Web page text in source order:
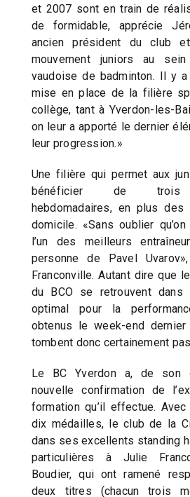
et 2007 sont en train de
de formidable, apprécie
ancien président du club
mouvement juniors au sein
vaudoise de badminton. Il y
mise en place de la filière
collège, tant à Yverdon-les-
on leur a apporté le dernier
leur progression.»
Une filière qui permet aux
bénéficier de trois
hebdomadaires, en plus
domicile. «Sans oublier
l’un des meilleurs
personne de Pavel
Franconville. Autant dire que
du BCO se retrouvent dans
optimal pour la
obtenus le week-end
tombent donc certainement
Le BC Yverdon a, de son
nouvelle confirmation de
formation qu’il effectue.
dix médailles, le club de la
dans ses excellents standing
particulières à Julie
Boudier, qui ont ramené
deux titres (chacun trois